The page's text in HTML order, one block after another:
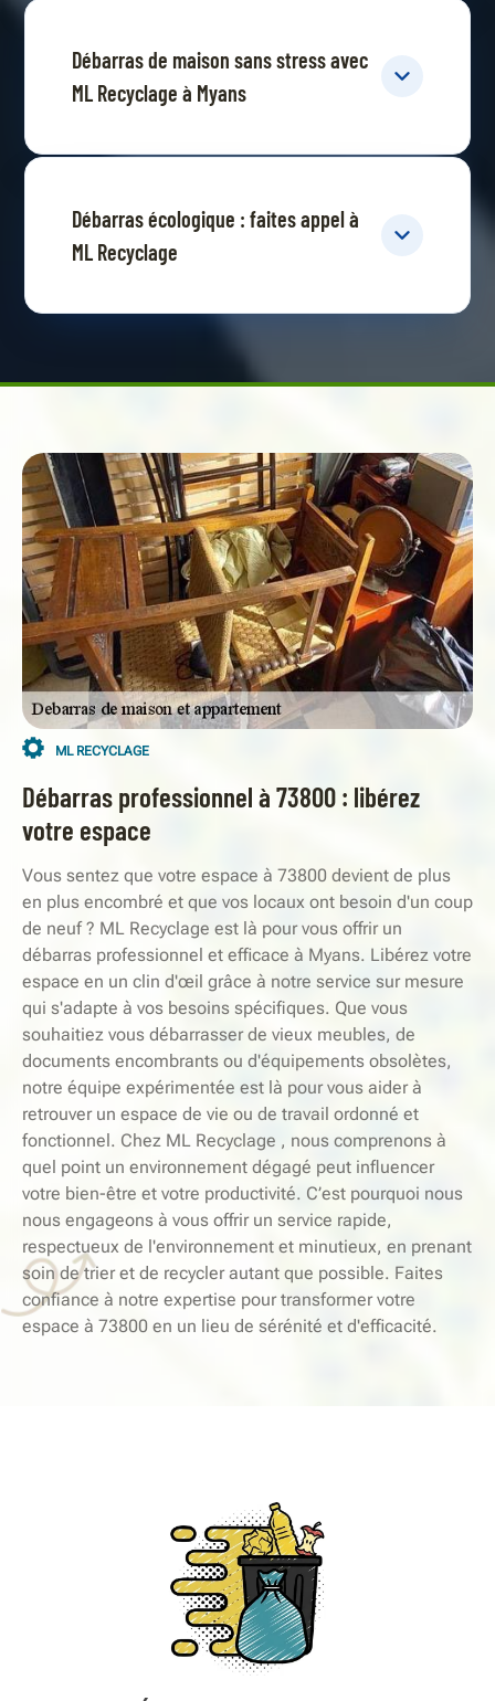
Débarras de maison sans stress avec
ML Recyclage à Myans
Débarras écologique : faites appel à
ML Recyclage
ML RECYCLAGE
Débarras professionnel à 73800 : libérez
votre espace
Vous sentez que votre espace à 73800 devient de plus
en plus encombré et que vos locaux ont besoin d'un coup
de neuf ? ML Recyclage est là pour vous offrir un
débarras professionnel et efficace à Myans. Libérez votre
espace en un clin d'œil grâce à notre service sur mesure
qui s'adapte à vos besoins spécifiques. Que vous
souhaitiez vous débarrasser de vieux meubles, de
documents encombrants ou d'équipements obsolètes,
notre équipe expérimentée est là pour vous aider à
retrouver un espace de vie ou de travail ordonné et
fonctionnel. Chez ML Recyclage , nous comprenons à
quel point un environnement dégagé peut influencer
votre bien-être et votre productivité. C’est pourquoi nous
nous engageons à vous offrir un service rapide,
respectueux de l'environnement et minutieux, en prenant
soin de trier et de recycler autant que possible. Faites
confiance à notre expertise pour transformer votre
espace à 73800 en un lieu de sérénité et d'efficacité.